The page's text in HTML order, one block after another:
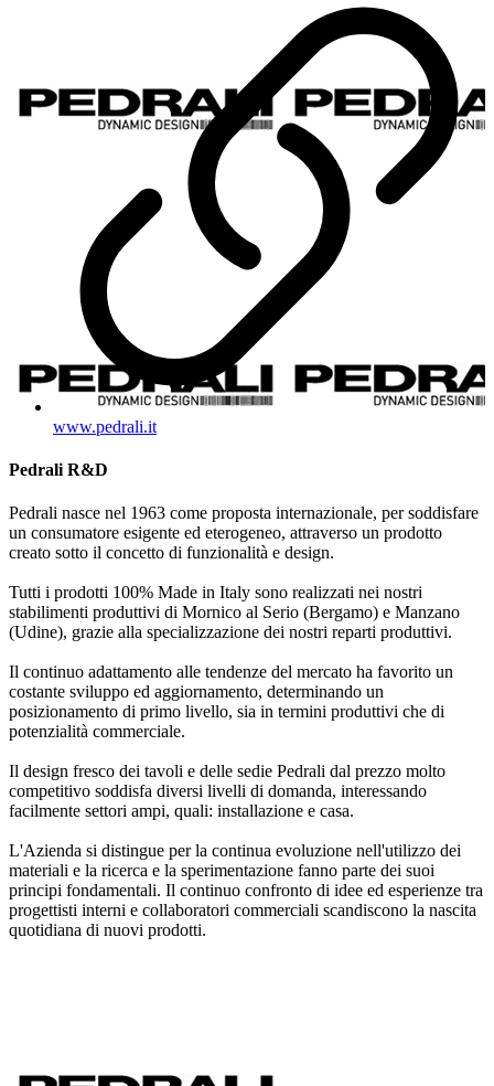
www.pedrali.it
Pedrali R&D
Pedrali nasce nel 1963 come proposta internazionale, per soddisfare
un consumatore esigente ed eterogeneo, attraverso un prodotto
creato sotto il concetto di funzionalità e design.
Tutti i prodotti 100% Made in Italy sono realizzati nei nostri
stabilimenti produttivi di Mornico al Serio (Bergamo) e Manzano
(Udine), grazie alla specializzazione dei nostri reparti produttivi.
Il continuo adattamento alle tendenze del mercato ha favorito un
costante sviluppo ed aggiornamento, determinando un
posizionamento di primo livello, sia in termini produttivi che di
potenzialità commerciale.
Il design fresco dei tavoli e delle sedie Pedrali dal prezzo molto
competitivo soddisfa diversi livelli di domanda, interessando
facilmente settori ampi, quali: installazione e casa.
L'Azienda si distingue per la continua evoluzione nell'utilizzo dei
materiali e la ricerca e la sperimentazione fanno parte dei suoi
principi fondamentali. Il continuo confronto di idee ed esperienze tra
progettisti interni e collaboratori commerciali scandiscono la nascita
quotidiana di nuovi prodotti.